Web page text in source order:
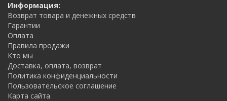
Информация:
Возврат товара и денежных средств
Гарантии
Оплата
Правила продажи
Кто мы
Доставка, оплата, возврат
Политика конфиденциальности
Пользовательское соглашение
Карта сайта